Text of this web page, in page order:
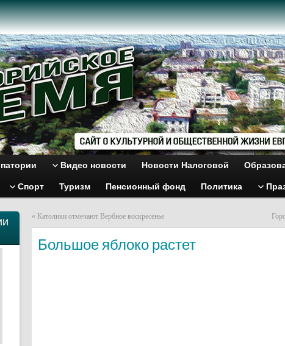
Видео новости Новости Налоговой
Спорт Туризм Пенсионный фонд Политика
« Католики отмечают Вербное воскресенье
Большое яблоко растет